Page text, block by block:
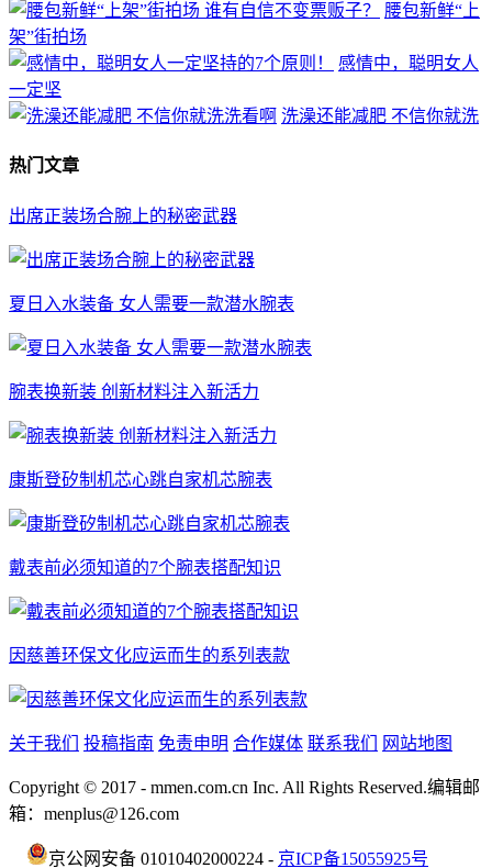
腰包新鲜“上
架”街拍场
感情中，聪明女人
一定坚
洗澡还能减肥 不信你就洗
热门文章
出席正装场合腕上的秘密武器
夏日入水装备 女人需要一款潜水腕表
腕表换新装 创新材料注入新活力
康斯登矽制机芯心跳自家机芯腕表
戴表前必须知道的7个腕表搭配知识
因慈善环保文化应运而生的系列表款
关于我们 投稿指南 免责申明 合作媒体 联系我们 网站地图
Copyright © 2017 - mmen.com.cn Inc. All Rights Reserved.编辑邮
箱：menplus@126.com
京公网安备 01010402000224 - 京ICP备15055925号